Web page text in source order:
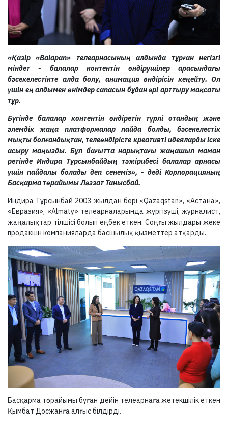
«Қазір «Balapan» телеарнасының алдында тұрған негізгі
міндет - балалар контентін өндірушілер арасындағы
бәсекелестікте алда болу, анимация өндірісін кеңейту. Ол
үшін ең алдымен өнімдер сапасын бұдан әрі арттыру мақсаты
тұр.
Бүгінде балалар контентін өндіретін түрлі отандық және
әлемдік жаңа платформалар пайда болды, бәсекелестік
мықты болғандықтан, телеөндірісте креативті идеяларды іске
асыру маңызды. Бұл бағытта нарықтағы жаңашыл маман
ретінде Индира Тұрсынбайдың тәжірибесі балалар арнасы
үшін пайдалы болады деп сенеміз», - деді Корпорацияның
Басқарма төрайымы Ләззат Танысбай.
Индира Тұрсынбай 2003 жылдан бері «Qazaqstan», «Астана»,
«Евразия», «Almaty» телеарналарында жүргізуші, журналист,
жаңалықтар тілшісі болып еңбек еткен. Соңғы жылдары жеке
продакшн компанияларда басшылық қызметтер атқарды.
Басқарма төрайымы бұған дейін телеарнаға жетекшілік еткен
Қымбат Досжанға алғыс білдірді.